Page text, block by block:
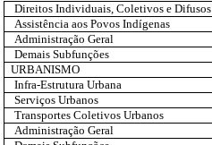
Direitos Individuais, Coletivos e Difusos
Assistência aos Povos Indígenas
Administração Geral
Demais Subfunções
URBANISMO
Infra-Estrutura Urbana
Serviços Urbanos
Transportes Coletivos Urbanos
Administração Geral